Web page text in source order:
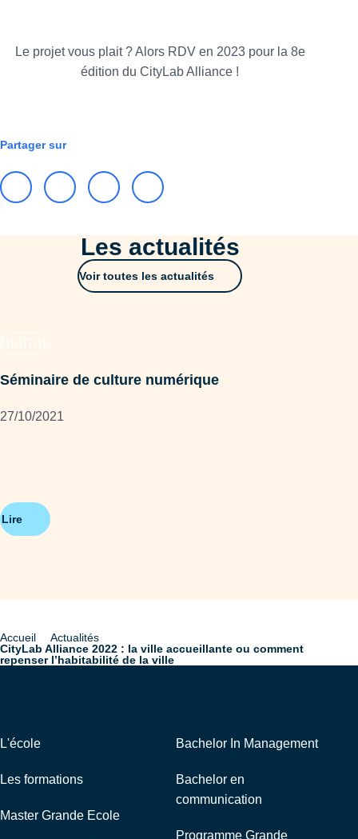
Le projet vous plait ? Alors RDV en 2023 pour la 8e
édition du CityLab Alliance !
Partager sur
Les actualités
Voir toutes les actualités
Séminaire de culture numérique
27/10/2021
Lire
Fil
d'Ariane
Accueil
Actualités
CityLab Alliance 2022 : la ville accueillante ou comment
repenser l’habitabilité de la ville
L'école
Les formations
Master Grande Ecole
Bachelor In Management
Bachelor en
communication
Programme Grande